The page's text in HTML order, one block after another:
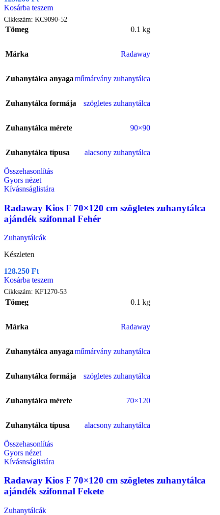
Kosárba teszem
Cikkszám: KC9090-52
Tömeg 0.1 kg
Márka Radaway
Zuhanytálca anyagaműmárvány zuhanytálca
Zuhanytálca formája szögletes zuhanytálca
Zuhanytálca mérete 90×90
Zuhanytálca típusa alacsony zuhanytálca
Összehasonlítás
Gyors nézet
Kívásnságlistára
Radaway Kios F 70×120 cm szögletes zuhanytálca
ajándék szifonnal Fehér
Zuhanytálcák
Készleten
128.250 Ft
Kosárba teszem
Cikkszám: KF1270-53
Tömeg 0.1 kg
Márka Radaway
Zuhanytálca anyagaműmárvány zuhanytálca
Zuhanytálca formája szögletes zuhanytálca
Zuhanytálca mérete 70×120
Zuhanytálca típusa alacsony zuhanytálca
Összehasonlítás
Gyors nézet
Kívásnságlistára
Radaway Kios F 70×120 cm szögletes zuhanytálca
ajándék szifonnal Fekete
Zuhanytálcák